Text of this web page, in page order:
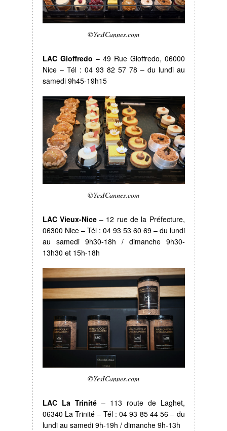
©YesICannes.com
LAC Gioffredo – 49 Rue Gioffredo, 06000
Nice – Tél : 04 93 82 57 78 – du lundi au
samedi 9h45-19h15
©YesICannes.com
LAC Vieux-Nice– 12 rue de la Préfecture,
06300 Nice – Tél : 04 93 53 60 69 – du lundi
au samedi 9h30-18h / dimanche 9h30-
13h30 et 15h-18h
©YesICannes.com
LAC La Trinité– 113 route de Laghet,
06340 La Trinité – Tél : 04 93 85 44 56 – du
lundi au samedi 9h-19h / dimanche 9h-13h